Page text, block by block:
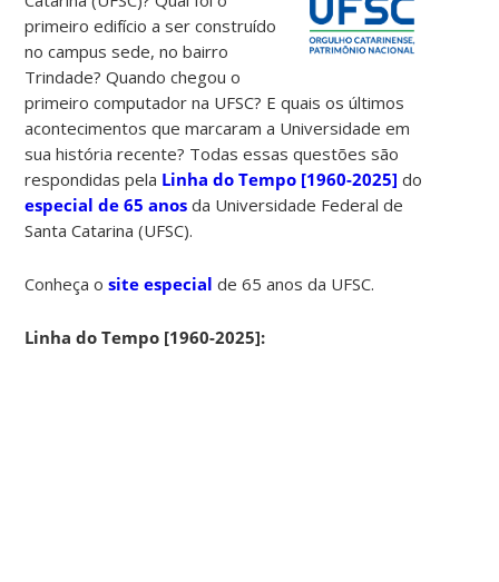
primeiro edifício a ser construído
no campus sede, no bairro
Trindade? Quando chegou o
primeiro computador na UFSC? E quais os últimos
acontecimentos que marcaram a Universidade em
sua história recente? Todas essas questões são
respondidas pela Linha do Tempo [1960-2025] do
especial de 65 anos da Universidade Federal de
Santa Catarina (UFSC).
Conheça osite especialde 65 anos da UFSC.
Linha do Tempo [1960-2025]: